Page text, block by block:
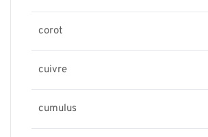
corot
cuivre
cumulus